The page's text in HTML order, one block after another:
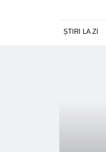
ȘTIRI LA ZI